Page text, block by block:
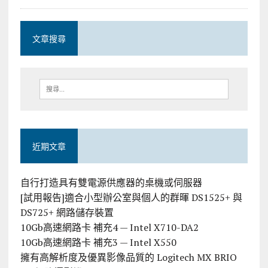
文章搜尋
近期文章
自行打造具有雙電源供應器的桌機或伺服器
[試用報告]適合小型辦公室與個人的群暉 DS1525+ 與
DS725+ 網路儲存裝置
10Gb高速網路卡 補充4 — Intel X710-DA2
10Gb高速網路卡 補充3 — Intel X550
擁有高解析度及優異影像品質的 Logitech MX BRIO